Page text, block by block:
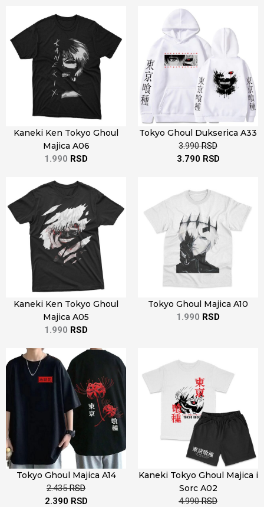
Kaneki Ken Tokyo Ghoul
Majica A06
1.990 RSD
Tokyo Ghoul Dukserica A33
3.990RSD
3.790 RSD
Kaneki Ken Tokyo Ghoul
Majica A05
1.990 RSD
Tokyo Ghoul Majica A10
1.990 RSD
Tokyo Ghoul Majica A14
2.435RSD
2.390 RSD
Kaneki Tokyo Ghoul Majica i
Sorc A02
4.990RSD